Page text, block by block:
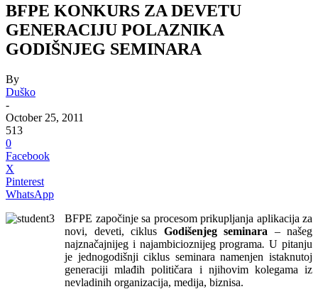
BFPE KONKURS ZA DEVETU
GENERACIJU POLAZNIKA
GODIŠNJEG SEMINARA
By
Duško
-
October 25, 2011
513
0
Facebook
X
Pinterest
WhatsApp
BFPE započinje sa procesom prikupljanja aplikacija za
novi, deveti, ciklus Godišenjeg seminara – našeg
najznačajnijeg i najambicioznijeg programa.U pitanju
je jednogodišnji ciklus seminara namenjen istaknutoj
generaciji mlađih političara i njihovim kolegama iz
nevladinih organizacija, medija, biznisa.